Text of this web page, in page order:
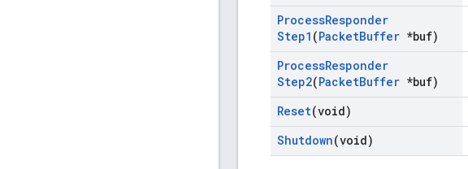
ProcessResponder
Step1 (PacketBuffer *buf)
ProcessResponder
Step2(PacketBuffer *buf)
Reset(void)
Shutdown(void)